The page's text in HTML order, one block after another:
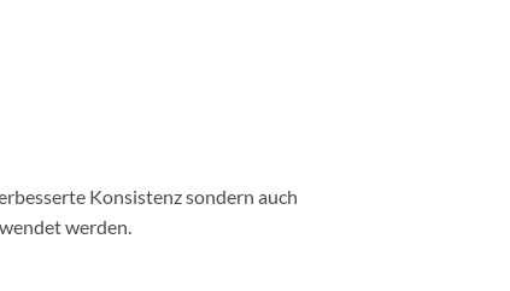
Konsistenz sondern auch
werden.